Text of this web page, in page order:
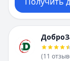
(11